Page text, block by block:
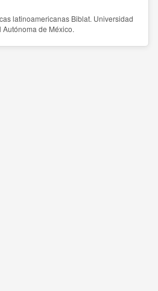
latinoamericanas Biblat. Universidad
Autónoma de México.